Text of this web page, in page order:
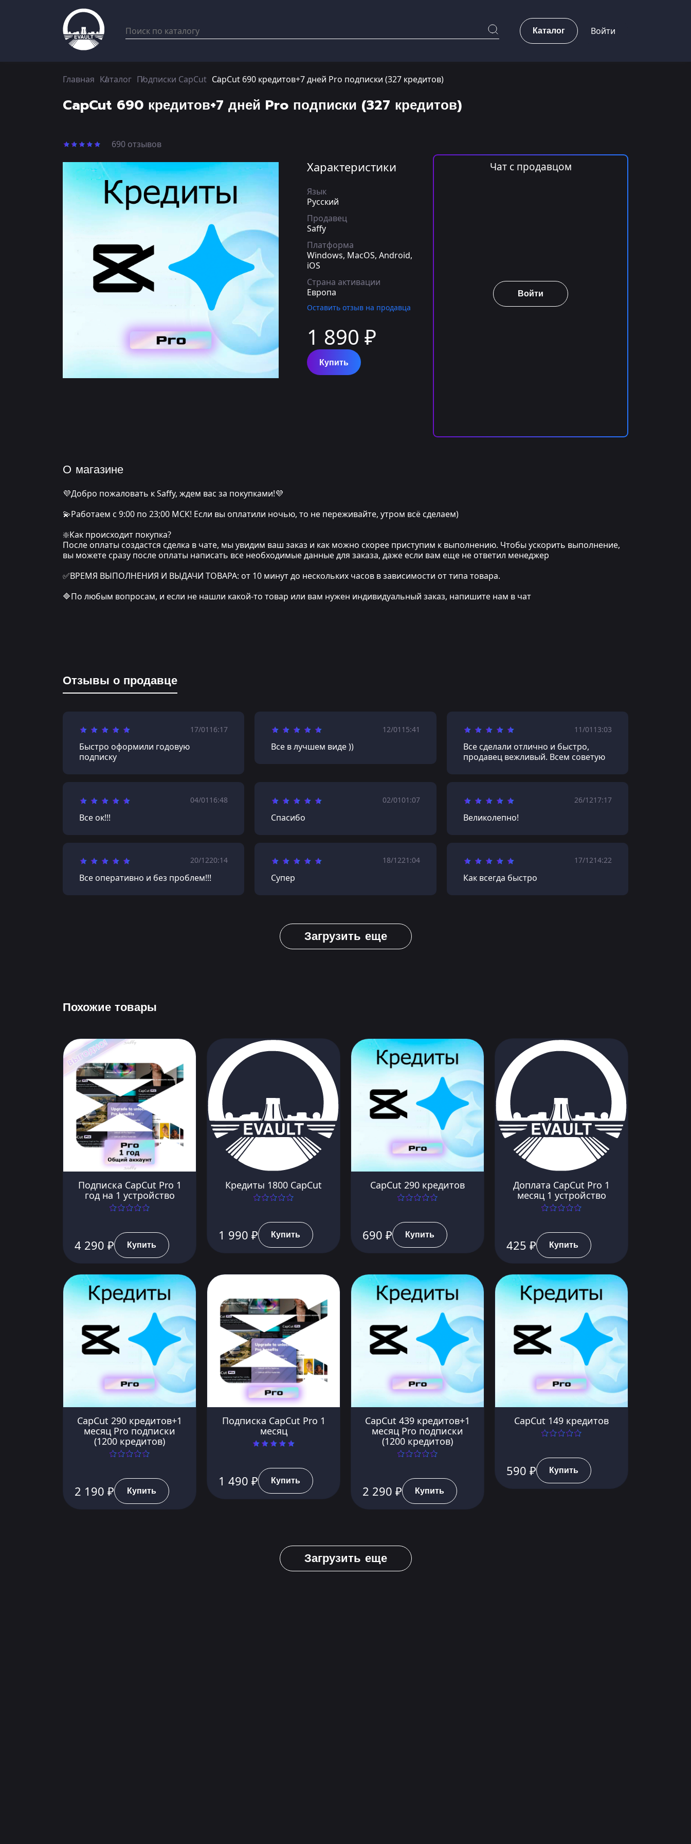
Каталог Войти
Главная Каталог Подписки CapCut CapCut 690 кредитов+7 дней Pro подписки (327 кредитов)
CapCut 690 кредитов+7 дней Pro подписки (327 кредитов)
690 отзывов
Характеристики
Язык
Русский
Продавец
Saffy
Платформа
Windows, MacOS, Android,
iOS
Страна активации
Европа
Оставить отзыв на продавца
1 890 ₽
Купить
Чат с продавцом
Войти
О магазине
💜Добро пожаловать к Saffy, ждем вас за покупками!💜
💫Работаем с 9:00 по 23;00 МСК! Если вы оплатили ночью, то не переживайте, утром всё сделаем)
❇️Как происходит покупка?
После оплаты создастся сделка в чате, мы увидим ваш заказ и как можно скорее приступим к выполнению. Чтобы ускорить выполнение,
вы можете сразу после оплаты написать все необходимые данные для заказа, даже если вам еще не ответил менеджер
✅ВРЕМЯ ВЫПОЛНЕНИЯ И ВЫДАЧИ ТОВАРА: от 10 минут до нескольких часов в зависимости от типа товара.
🔷По любым вопросам, и если не нашли какой-то товар или вам нужен индивидуальный заказ, напишите нам в чат
Отзывы о продавце
17/01 16:17
Быстро оформили годовую
подписку
12/01 15:41
Все в лучшем виде ))
11/01 13:03
Все сделали отлично и быстро,
продавец вежливый. Всем советую
04/01 16:48
Все ок!!!
02/0101:07
Спасибо
26/1217:17
Великолепно!
20/1220:14
Все оперативно и без проблем!!!
18/1221:04
Супер
17/1214:22
Как всегда быстро
Загрузить еще
Похожие товары
Подписка CapCut Pro 1
год на 1 устройство
4 290 ₽ Купить
Кредиты 1800 CapCut
1 990 ₽ Купить
CapCut 290 кредитов
690 ₽ Купить
Доплата CapCut Pro 1
месяц 1 устройство
425 ₽ Купить
CapCut 290 кредитов+1
месяц Pro подписки
(1200 кредитов)
2 190 ₽ Купить
Подписка CapCut Pro 1
месяц
1 490 ₽ Купить
CapCut 439 кредитов+1
месяц Pro подписки
(1200 кредитов)
2 290 ₽ Купить
CapCut 149 кредитов
590 ₽ Купить
Загрузить еще